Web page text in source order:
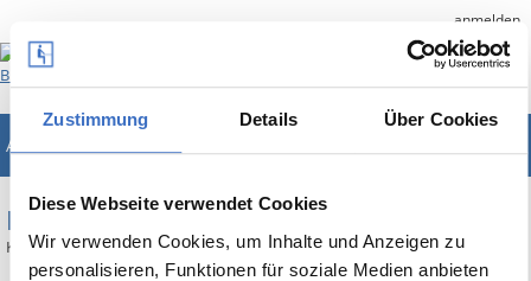
Zustimmung Details Über Cookies
Diese Webseite verwendet Cookies
Wir verwenden Cookies, um Inhalte und Anzeigen zu
personalisieren, Funktionen für soziale Medien anbieten
anmelden
ABES/Objects
RELEASE NOTES
Kurzinfos zu den wichtigsten Erweiterungen von ABES/Objects